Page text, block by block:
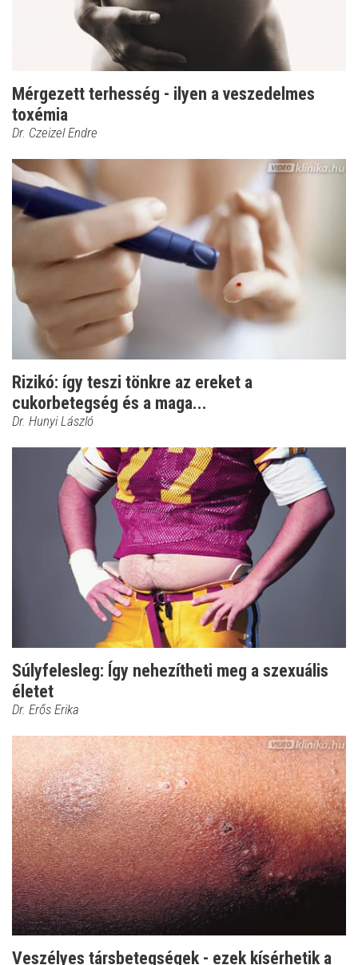
Mérgezett terhesség - ilyen a veszedelmes
toxémia
Dr. Czeizel Endre
Rizikó: így teszi tönkre az ereket a
cukorbetegség és a maga...
Dr. Hunyi László
Súlyfelesleg: Így nehezítheti meg a szexuális
életet
Dr. Erős Erika
Veszélyes társbetegségek - ezek kísérhetik a